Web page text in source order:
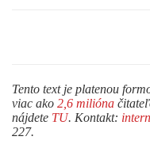
Tento text je platenou
viac ako 2,6 milióna
nájdete TU. Kontakt:
227.